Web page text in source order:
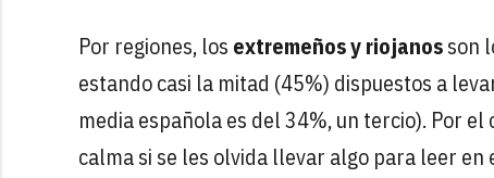
Por regiones, los extremeños y riojanosson
estando casi la mitad (45%) dispuestos a
media española es del 34%, un tercio). Por
calma si se les olvida llevar algo para leer